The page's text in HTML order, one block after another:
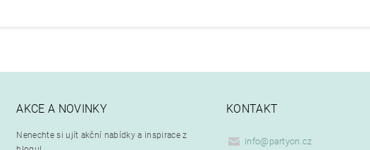
AKCE A NOVINKY
Nenechte si ujít akční nabídky a inspirace z
KONTAKT
info@ partyon.cz